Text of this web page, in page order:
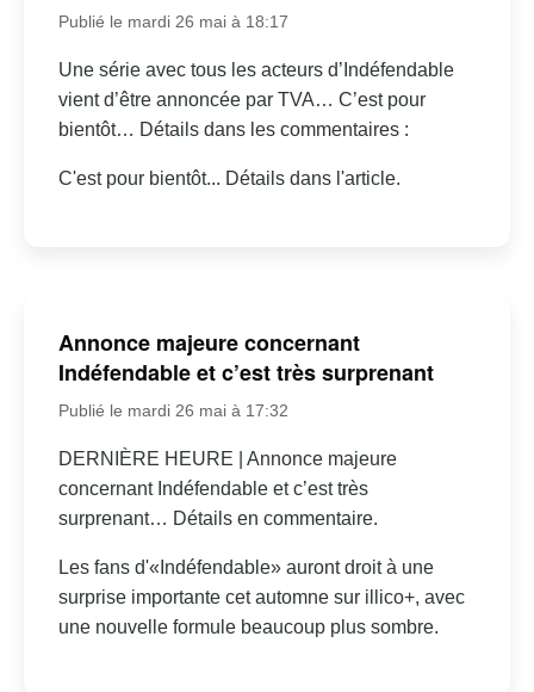
Publié le mardi 26 mai à 18:17
Une série avec tous les acteurs d’Indéfendable
vient d’être annoncée par TVA… C’est pour
bientôt… Détails dans les commentaires :
C'est pour bientôt... Détails dans l'article.
Annonce majeure concernant
Indéfendable et c’est très surprenant
Publié le mardi 26 mai à 17:32
DERNIÈRE HEURE | Annonce majeure
concernant Indéfendable et c’est très
surprenant… Détails en commentaire.
Les fans d'«Indéfendable» auront droit à une
surprise importante cet automne sur illico+, avec
une nouvelle formule beaucoup plus sombre.